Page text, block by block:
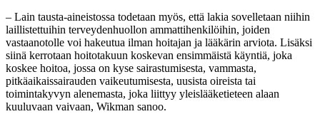
– Lain tausta-aineistossa todetaan myös, että lakia sovelletaan niihin
laillistettuihin terveydenhuollon ammattihenkilöihin, joiden
vastaanotolle voi hakeutua ilman hoitajan ja lääkärin arviota. Lisäksi
siinä kerrotaan hoitotakuun koskevan ensimmäistä käyntiä, joka
koskee hoitoa, jossa on kyse sairastumisesta, vammasta,
pitkäaikaissairauden vaikeutumisesta, uusista oireista tai
toimintakyvyn alenemasta, joka liittyy yleislääketieteen alaan
kuuluvaan vaivaan, Wikman sanoo.